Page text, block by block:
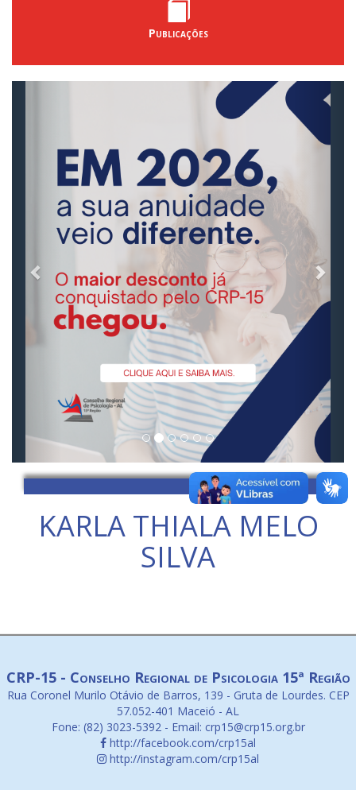
Publicações
KARLA THIALA MELO
SILVA
CRP-15 - Conselho Regional de Psicologia 15ª Região
Rua Coronel Murilo Otávio de Barros, 139 - Gruta de Lourdes. CEP
57.052-401 Maceió - AL
Fone: (82) 3023-5392 - Email: crp15@crp15.org.br
http://facebook.com/crp15al
http://instagram.com/crp15al